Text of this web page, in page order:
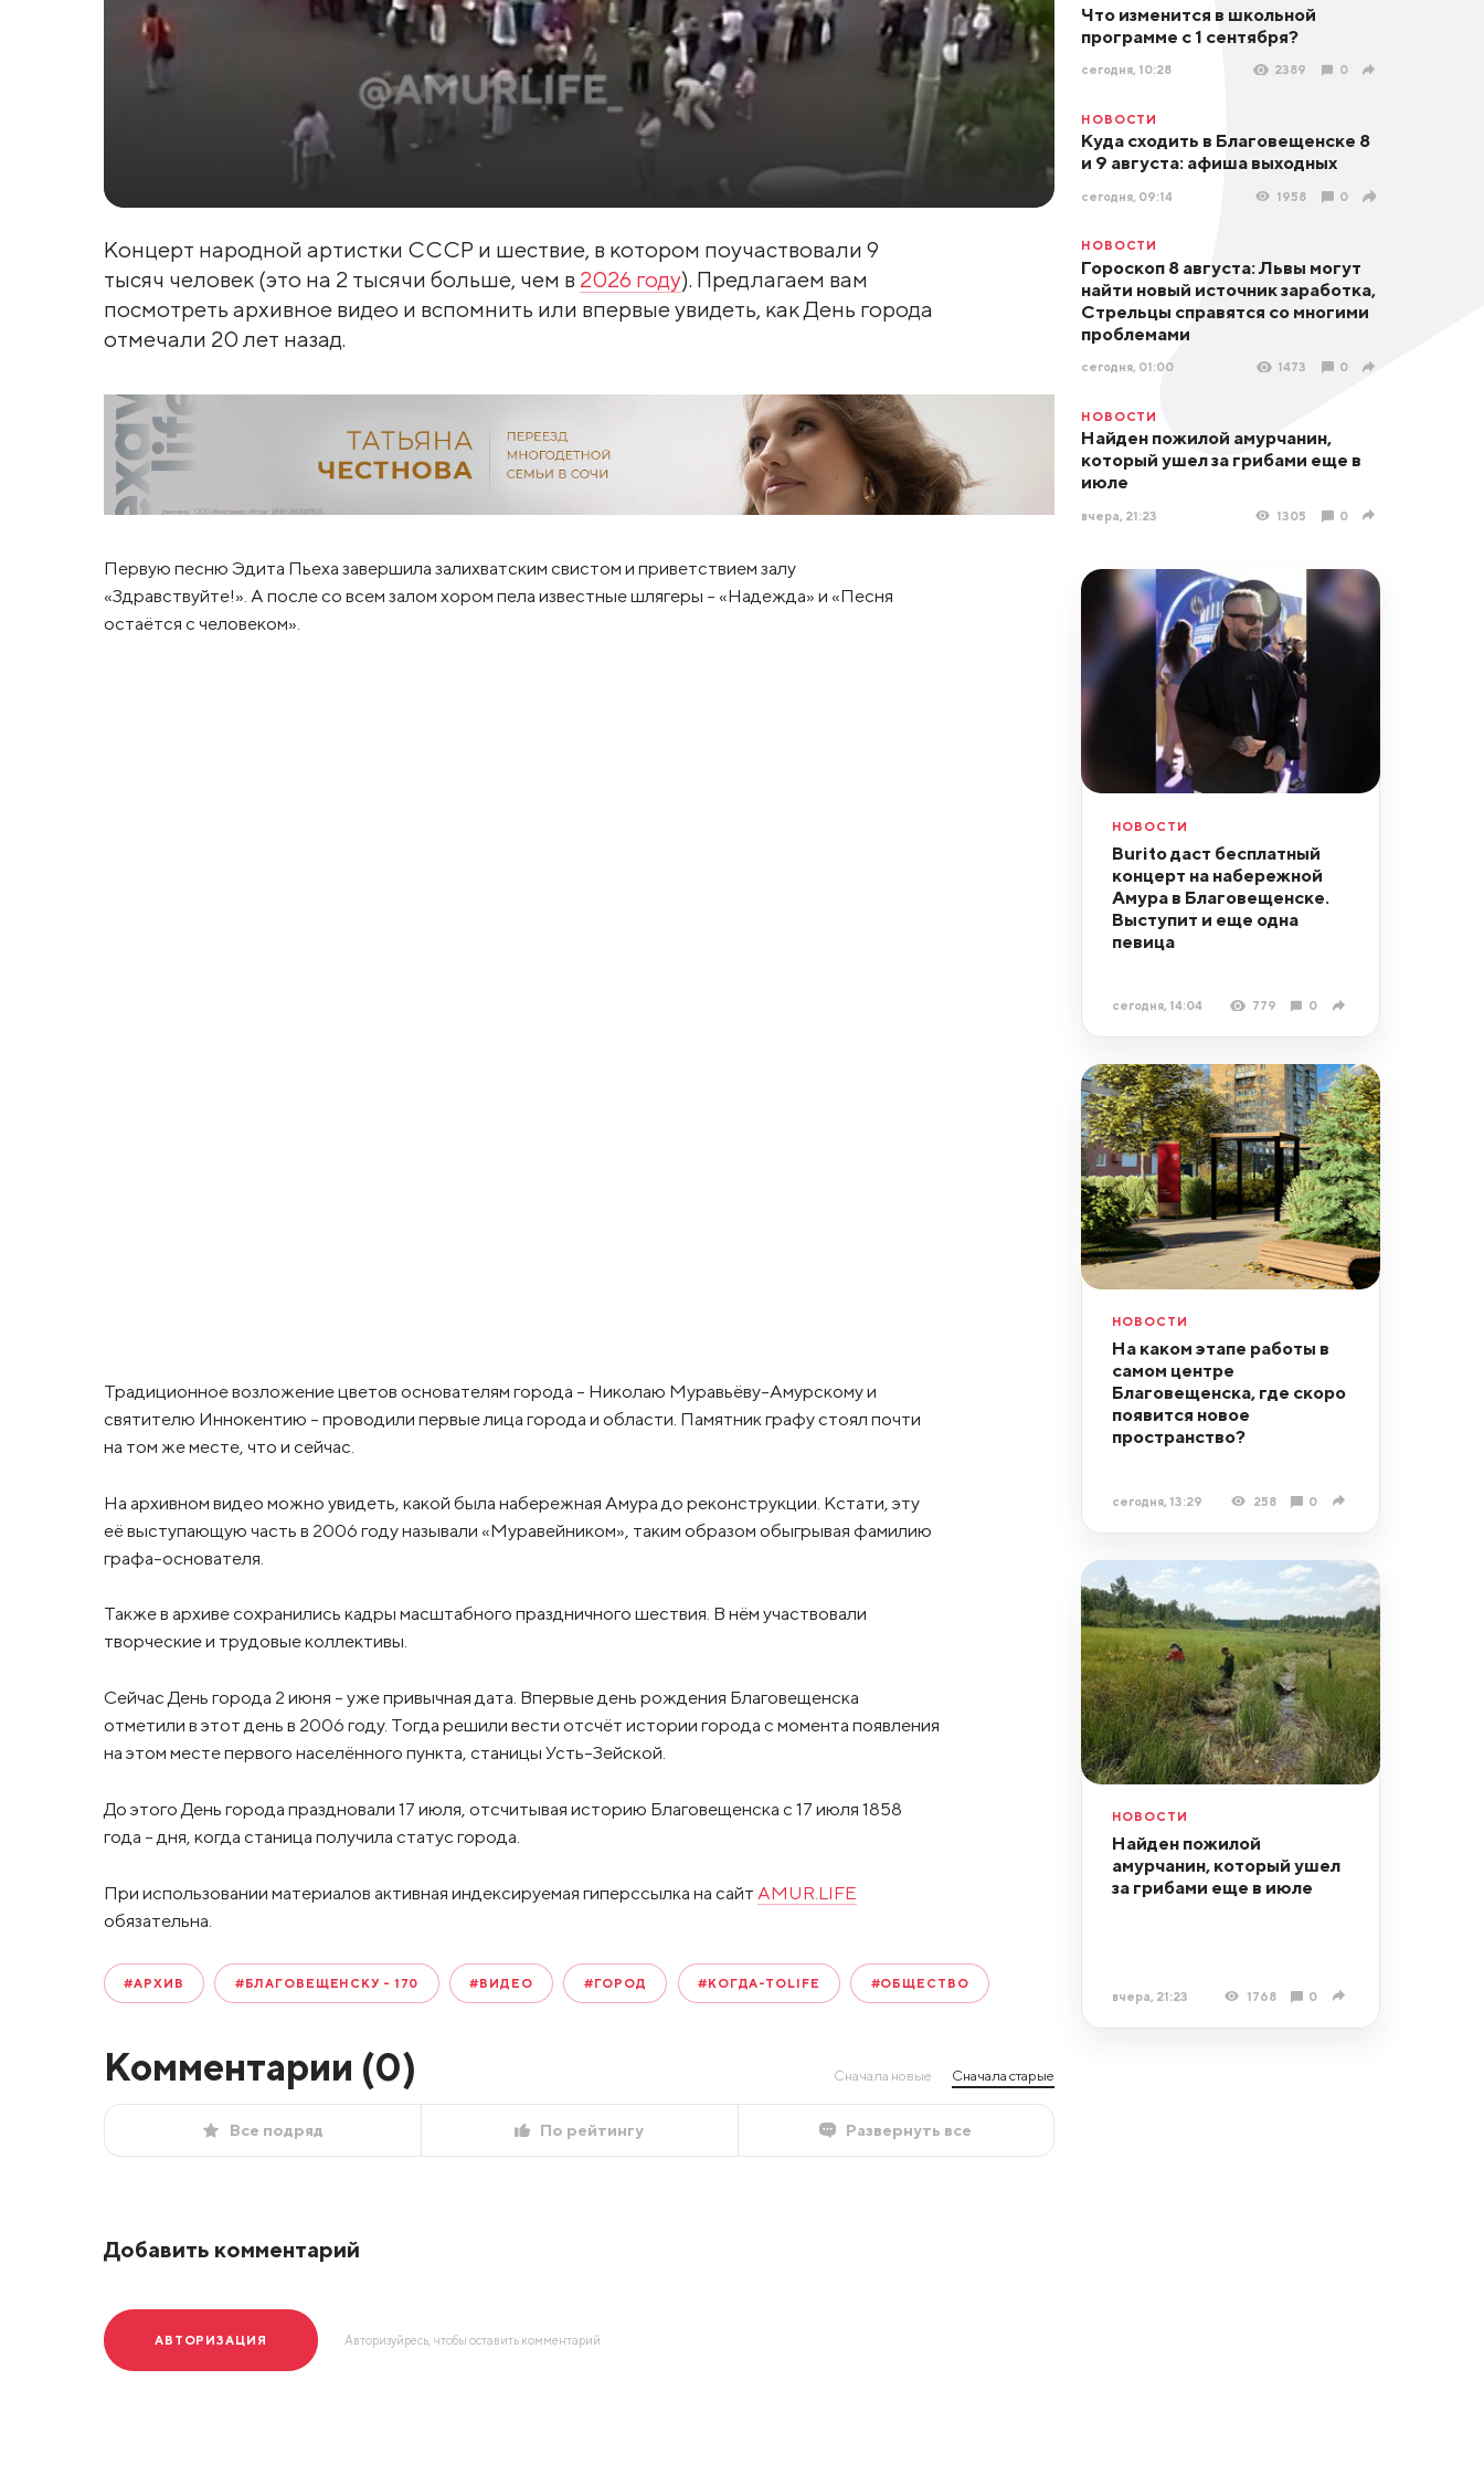
Концерт народной артистки СССР и шествие, в котором поучаствовали 9
тысяч человек (это на 2 тысячи больше, чем в 2026 году). Предлагаем вам
посмотреть архивное видео и вспомнить или впервые увидеть, как День города
отмечали 20 лет назад.
Первую песню Эдита Пьеха завершила залихватским свистом и приветствием залу
«Здравствуйте!». А после со всем залом хором пела известные шлягеры - «Надежда» и «Песня
остаётся с человеком».
Традиционное возложение цветов основателям города – Николаю Муравьёву-Амурскому и
святителю Иннокентию - проводили первые лица города и области. Памятник графу стоял почти
на том же месте, что и сейчас.
На архивном видео можно увидеть, какой была набережная Амура до реконструкции. Кстати, эту
её выступающую часть в 2006 году называли «Муравейником», таким образом обыгрывая фамилию
графа-основателя.
Также в архиве сохранились кадры масштабного праздничного шествия. В нём участвовали
творческие и трудовые коллективы.
Сейчас День города 2 июня – уже привычная дата. Впервые день рождения Благовещенска
отметили в этот день в 2006 году. Тогда решили вести отсчёт истории города с момента появления
на этом месте первого населённого пункта, станицы Усть-Зейской.
До этого День города праздновали 17 июля, отсчитывая историю Благовещенска с 17 июля 1858
года – дня, когда станица получила статус города.
При использовании материалов активная индексируемая гиперссылка на сайт AMUR.LIFE
обязательна.
#АРХИВ #БЛАГОВЕЩЕНСКУ - 170 #ВИДЕО #ГОРОД #КОГДА-ТОLIFE #ОБЩЕСТВО
Комментарии (0) Сначала новые Сначала старые
Все подряд По рейтингу Развернуть все
Добавить комментарий
АВТОРИЗАЦИЯ Авторизуйресь, чтобы оставить комментарий.
Что изменится в школьной
программе с 1 сентября?
сегодня, 10:28 2389 0
НОВОСТИ
Куда сходить в Благовещенске 8
и 9 августа: афиша выходных
сегодня, 09:14 1958 0
НОВОСТИ
Гороскоп 8 августа: Львы могут
найти новый источник заработка,
Стрельцы справятся со многими
проблемами
сегодня, 01:00 1473 0
НОВОСТИ
Найден пожилой амурчанин,
который ушел за грибами еще в
июле
вчера, 21:23 1305 0
НОВОСТИ
Burito даст бесплатный
концерт на набережной
Амура в Благовещенске.
Выступит и еще одна
певица
сегодня, 14:04 779 0
НОВОСТИ
На каком этапе работы в
самом центре
Благовещенска, где скоро
появится новое
пространство?
сегодня, 13:29 258 0
НОВОСТИ
Найден пожилой
амурчанин, который ушел
за грибами еще в июле
вчера, 21:23 1768 0